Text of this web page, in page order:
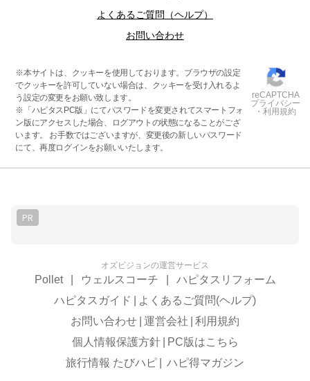
よくあるご質問（ヘルプ）
お問い合わせ
※本サイトは、クッキーを使用しております。ブラウザの設定
でクッキーを許可していない場合は、クッキーを受け入れるよ
う設定の変更をお願い致します。
※「ハピタスPC版」にてパスワードを変更されてスマートフォ
ン版にアクセスした場合、ログアウトの状態になることがござ
います。 お手数ではございますが、変更後の新しいパスワード
にて、再度ログインをお願いいたします。
reCAPTCHA
プライバシー
・利用規約
PR
オズビジョンの運営サービス
Pollet ウェルスコーチ
ハピタスリフォーム
ハピタスガイド
よくあるご質問(ヘルプ)
お問い合わせ 運営会社
利用規約
個人情報保護方針
PC版はこちら
旅行情報 たびハピ
ハピ得マガジン